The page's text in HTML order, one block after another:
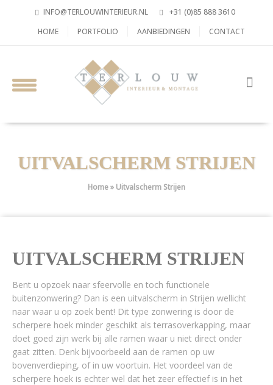
INFO@TERLOUWINTERIEUR.NL
+31 (0)85 888 3610
HOME
PORTFOLIO AANBIEDINGEN CONTACT
UITVALSCHERM STRIJEN
Home» Uitvalscherm Strijen
UITVALSCHERM STRIJEN
Bent u opzoek naar sfeervolle en toch functionele
buitenzonwering? Dan is een uitvalscherm in Strijen wellicht
naar waar u op zoek bent! Dit type zonwering is door de
scherpere hoek minder geschikt als terrasoverkapping, maar
doet goed zijn werk bij alle ramen waar u niet direct onder
gaat zitten. Denk bijvoorbeeld aan de ramen op uw
bovenverdieping, of in uw voortuin. Het voordeel van de
scherpere hoek is echter wel dat het zeer effectief is in het